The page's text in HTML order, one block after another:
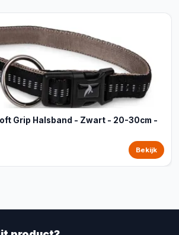
Grip Halsband - Zwart - 20-30cm -
Bekijk